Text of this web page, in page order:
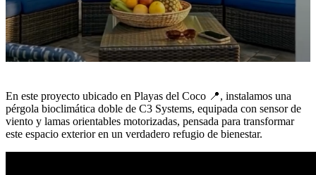
En este proyecto ubicado en Playas del Coco 📍, instalamos una
pérgola bioclimática doble de C3 Systems, equipada con sensor de
viento y lamas orientables motorizadas, pensada para transformar
este espacio exterior en un verdadero refugio de bienestar.